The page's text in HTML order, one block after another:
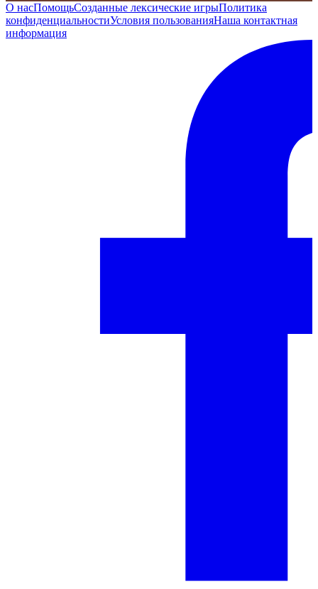
О насПомощьСозданные лексические игрыПолитика
конфиденциальностиУсловия пользованияНаша контактная
информация